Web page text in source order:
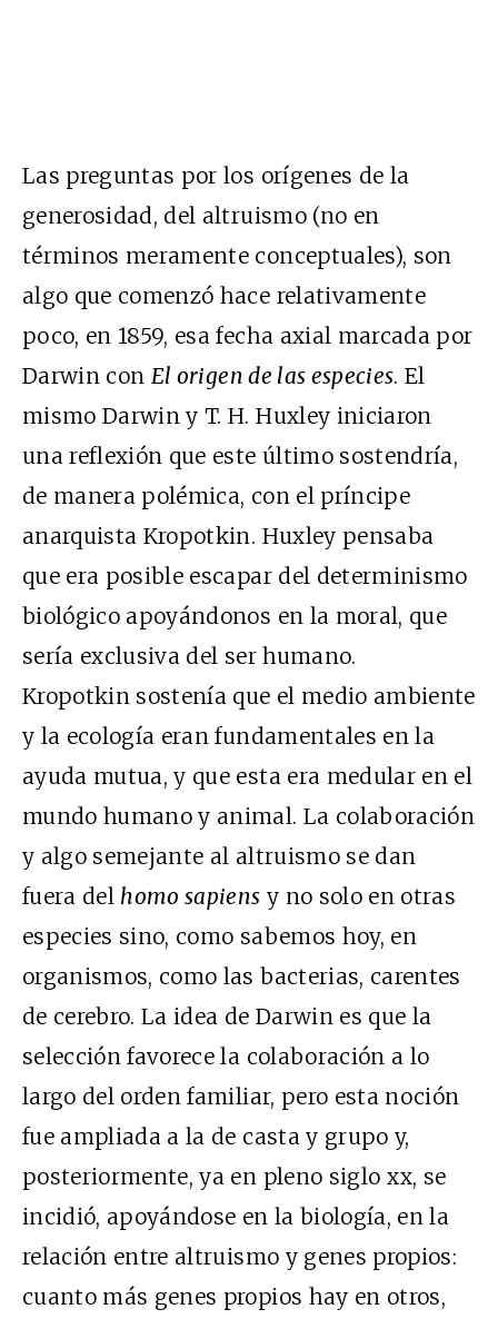
Las preguntas por los orígenes de la
generosidad, del altruismo (no en
términos meramente conceptuales), son
algo que comenzó hace relativamente
poco, en 1859, esa fecha axial marcada por
Darwin con El origen de las especies. El
mismo Darwin y T. H. Huxley iniciaron
una reflexión que este último sostendría,
de manera polémica, con el príncipe
anarquista Kropotkin. Huxley pensaba
que era posible escapar del determinismo
biológico apoyándonos en la moral, que
sería exclusiva del ser humano.
Kropotkin sostenía que el medio ambiente
y la ecología eran fundamentales en la
ayuda mutua, y que esta era medular en el
mundo humano y animal. La colaboración
y algo semejante al altruismo se dan
fuera del homo sapiens y no solo en otras
especies sino, como sabemos hoy, en
organismos, como las bacterias, carentes
de cerebro. La idea de Darwin es que la
selección favorece la colaboración a lo
largo del orden familiar, pero esta noción
fue ampliada a la de casta y grupo y,
posteriormente, ya en pleno siglo xx, se
incidió, apoyándose en la biología, en la
relación entre altruismo y genes propios:
cuanto más genes propios hay en otros,